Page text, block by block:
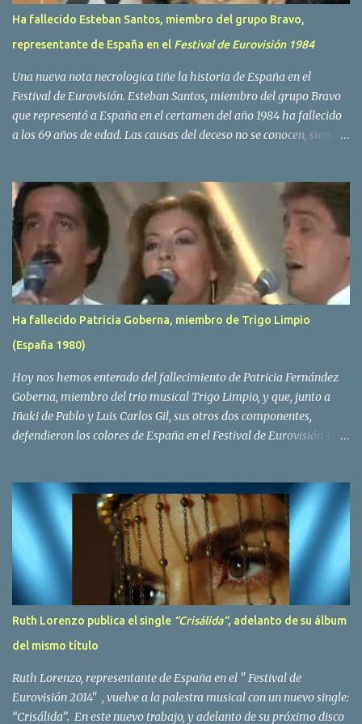
Ha fallecido Esteban Santos, miembro del grupo Bravo,
representante de España en el Festival de Eurovisión 1984
Una nueva nota necrologica tiñe la historia de España en el
Festival de Eurovisión. Esteban Santos, miembro del grupo Bravo
que representó a España en el certamen del año 1984 ha fallecido
a los 69 años de edad. Las causas del deceso no se conocen, siendo
traves de las redes sociales. Nacido en Tolosa en 1951, durante su
epoca universitaria en la carrera de empresariales conoció al
estudiante de medicina Luis Villar, comenzando a actuar
juntos,Santos a la guitarra y Villar al piano, sin atreverse a dar el
salto al mercado profesional. Sin embargo esto cambió gracias a la
propia Amaia Saizar, que tras su abandono de Trigo Limpio,
recibió por parte de la discografica Hispavox el encargo de crear
un nuevo grupo, reclutando al duo de amigos y a la ex modelo
Yolanda Hoyos. Con los cuatro surgió en el año 1982 el grupo
Ha fallecido Patricia Goberna, miembro de Trigo Limpio
(España 1980)
Hoy nos hemos enterado del fallecimiento de Patricia Fernández
Goberna, miembro del trio musical Trigo Limpio, y que, junto a
Iñaki de Pablo y Luis Carlos Gil, sus otros dos componentes,
defendieron los colores de España en el Festival de Eurovisión 1980
padeciendo desde hace tiempo. Patricia Fernández Goberna,
nacida en 1957, entró a formar parte de la formación musical
antes mencionada en el año 1979 sustituyendo a Amaya Saizar. Es
el año 1980 cuando son elegidos para representar a España en
Dublín donde, con su tema Quedate esta noche, obtienen el puesto
12 de 19 países. Tras esta participación graban en Estados Unidos
el disco Entrañablemente , abriendole las puertas del éxito en
America Latina, en especial en Mexico, en donde pasan largas
temporadas. En Trigo Limpio permanecerá hasta el año 1988,
Ruth Lorenzo publica el single “Crisálida“, adelanto de su álbum
del mismo título
Ruth Lorenzo, representante de España en el " Festival de
Eurovisión 2014" , vuelve a la palestra musical con un nuevo single:
“Crisálida”. En este nuevo trabajo, y adelanto de su próximo disco